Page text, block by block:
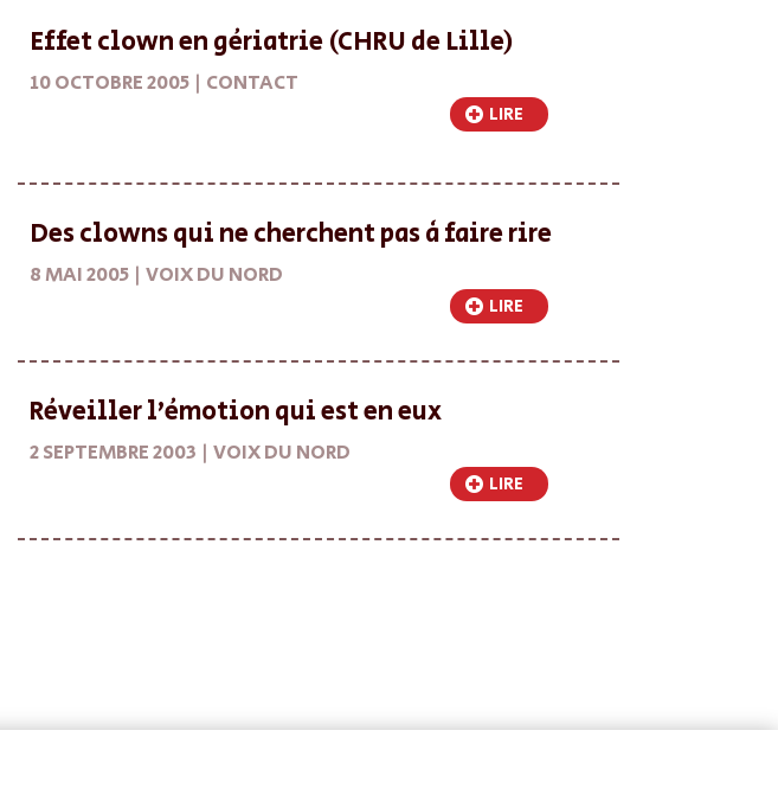
Effet clown en gériatrie (CHRU de Lille)
10 OCTOBRE 2005 | CONTACT
LIRE
Des clowns qui ne cherchent pas à faire rire
8 MAI 2005 | VOIX DU NORD
LIRE
Réveiller l’émotion qui est en eux
2 SEPTEMBRE 2003 | VOIX DU NORD
LIRE